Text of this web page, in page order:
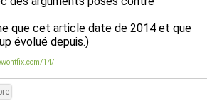
que cet article date de 2014 et que
évolué depuis.)
14/